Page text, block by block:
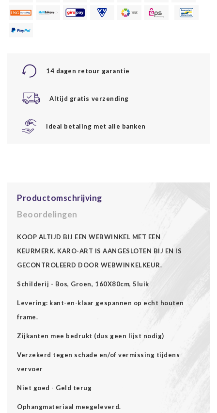
14 dagen retour garantie
Altijd gratis verzending
Ideal betaling met alle banken
Productomschrijving
Beoordelingen
KOOP ALTIJD BIJ EEN WEBWINKEL MET EEN
KEURMERK. KARO-ART IS AANGESLOTEN BIJ EN IS
GECONTROLEERD DOOR WEBWINKELKEUR.
Schilderij - Bos, Groen, 160X80cm, 5luik
Levering: kant-en-klaar gespannen op echt houten
frame.
Zijkanten mee bedrukt (dus geen lijst nodig)
Verzekerd tegen schade en/of vermissing tijdens
vervoer
Niet goed - Geld terug
Ophangmateriaal meegeleverd.